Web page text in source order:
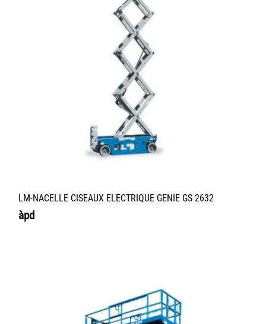
LM-NACELLE CISEAUX ELECTRIQUE GENIE GS 2632
àpd